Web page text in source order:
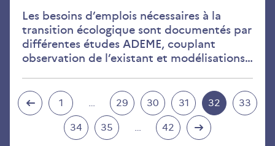
Les besoins d’emplois nécessaires à la
transition écologique sont documentés par
différentes études ADEME, couplant
observation de l’existant et modélisations…
1 … 29 30 31 32 33
34 35 … 42